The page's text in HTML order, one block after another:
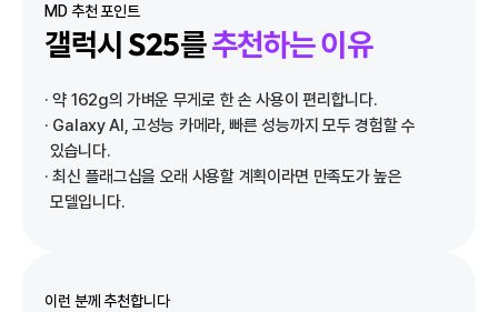
MD 추천 포인트
갤럭시 S25를추천하는 이유
· 약 162g의 가벼운 무게로 한 손 사용이 편리합니다.
· Galaxy AI, 고성능 카메라, 빠른 성능까지 모두 경험할 수
있습니다.
· 최신 플래그십을 오래 사용할 계획이라면 만족도가 높은
모델입니다.
이런 분께 추천합니다